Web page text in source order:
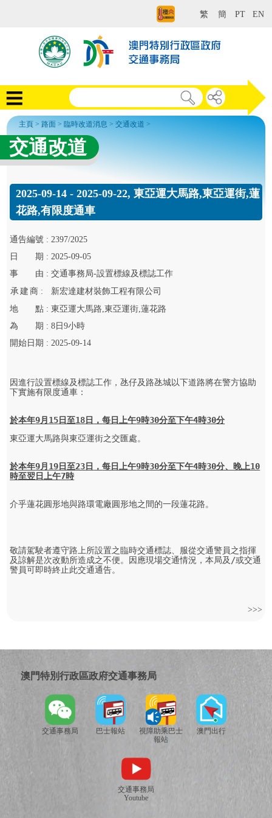
繁 簡 PT EN
主頁 >路面 > 臨時改道消息 >交通改道 >
交通改道
2025-09-14 - 2025-09-22, 東亞運大馬路,東亞運街,蓮
花路,有限度通車
通告編號 :2397/2025
日
期 :2025-09-05
事
由 :交通事務局-設置標線及標誌工作
承建 商 :
新宏達建材裝飾工程有限公司
地
點 :東亞運大馬路,東亞運街,蓮花路
為
期 :8 日9小時
開始 日期 :2025-09-14
因進行設置標線及標誌工作，氹仔及路氹城以下道路將在警方協助
下實施有限度通車：
於本年9月 15日至18日 ，每日上午9時30分至下午4時30分
東亞運大馬路與東亞運街之交匯處。
於本年9月 19日至23日 ，每日上午9時30分至下午4時30分、晚上10
時至翌日上午7時
介乎蓮花圓形地與路環電廠圓形地之間的一段蓮花路。
敬請駕駛者遵守路上所設置之臨時交通標誌、服從交通警員之指揮
及諒解是次改動所造成之不便。因應現場交通情況，本局及/或交通
警員可即時終止此交通通告。
>>>
澳門特別行政區政府交通事務局
交通事務局 巴士報站
視障助乘巴士
報站
澳門出行
交通事務局
Youtube